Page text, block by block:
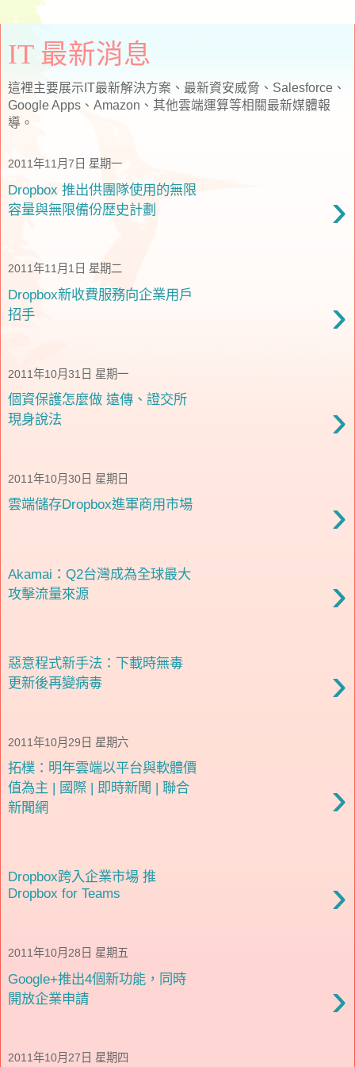
IT 最新消息
這裡主要展示IT最新解決方案、最新資安威脅、Salesforce、
Google Apps、Amazon、其他雲端運算等相關最新媒體報
導。
2011年11月7日 星期一
Dropbox 推出供團隊使用的無限
容量與無限備份歴史計劃
›
2011年11月1日 星期二
Dropbox新收費服務向企業用戶
招手
›
2011年10月31日 星期一
個資保護怎麼做 遠傳、證交所
現身說法
›
2011年10月30日 星期日
雲端儲存Dropbox進軍商用市場 ›
Akamai：Q2台灣成為全球最大
攻擊流量來源
›
惡意程式新手法：下載時無毒
更新後再變病毒
›
2011年10月29日 星期六
拓樸：明年雲端以平台與軟體價
值為主 | 國際 | 即時新聞 | 聯合
新聞網
›
Dropbox跨入企業市場 推
Dropbox for Teams
›
2011年10月28日 星期五
Google+推出4個新功能，同時
開放企業申請
›
2011年10月27日 星期四